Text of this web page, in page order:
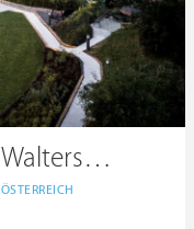
Heilthermen Resort Bad Waltersdorf
ÖSTERREICH